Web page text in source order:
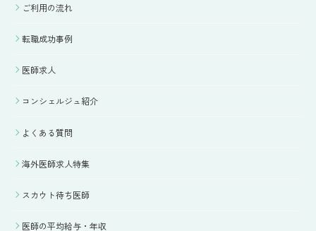
ご利用の流れ
転職成功事例
医師求人
コンシェルジュ紹介
よくある質問
海外医師求人特集
スカウト待ち医師
医師の平均給与・年収